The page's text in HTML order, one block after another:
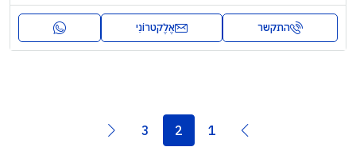
התקשר אֶלֶקטרוֹנִי
1
2
3